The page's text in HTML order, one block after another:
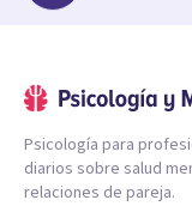
Psicología para
diarios sobre salud
relaciones de pareja.